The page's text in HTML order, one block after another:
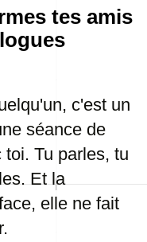
tes amis
c'est un
séance de
Tu parles, tu
Et la
elle ne fait